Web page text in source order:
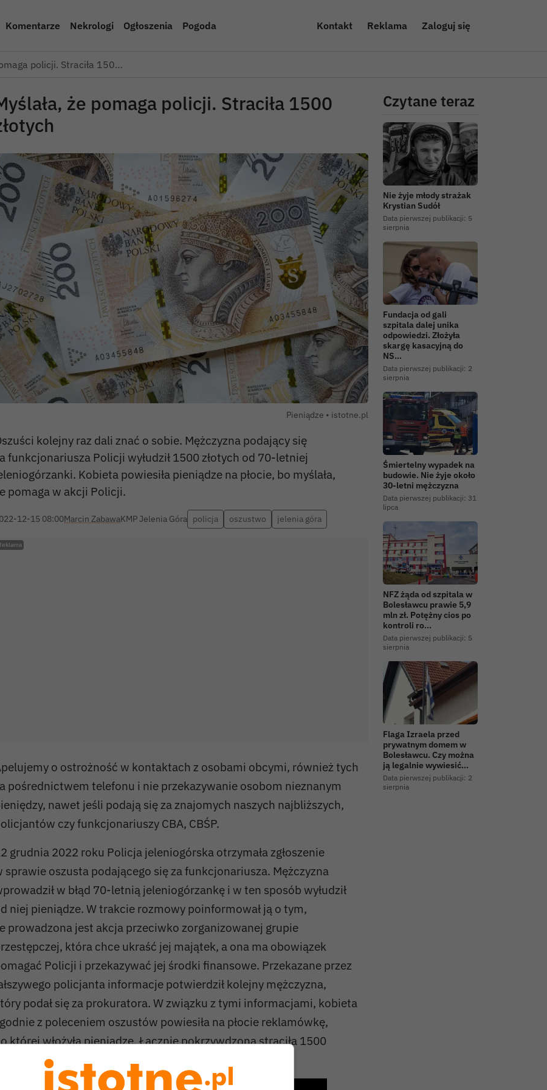
Komentarze Nekrologi Ogłoszenia Pogoda Kontakt Reklama Zaloguj się
policji. Straciła 150…
że pomaga policji. Straciła 1500
Pieniądze • Autor zdjęcia:
istotne.pl
kolejny raz dali znać o sobie. Mężczyzna podający się
funkcjonariusza Policji wyłudził 1500 złotych od 70-letniej
Kobieta powiesiła pieniądze na płocie, bo myślała,
pomaga w akcji Policji.
12-15 08:00Marcin ZabawaKMP Jelenia Góra policja oszustwo jelenia góra
o ostrożność w kontaktach z osobami obcymi, również tych
pośrednictwem telefonu i nie przekazywanie osobom nieznanym
nawet jeśli podają się za znajomych naszych najbliższych,
czy funkcjonariuszy CBA, CBŚP.
grudnia 2022 roku Policja jeleniogórska otrzymała zgłoszenie
sprawie oszusta podającego się za funkcjonariusza. Mężczyzna
w błąd 70-letnią jeleniogórzankę i w ten sposób wyłudził
niej pieniądze. W trakcie rozmowy poinformował ją o tym,
prowadzona jest akcja przeciwko zorganizowanej grupie
która chce ukraść jej majątek, a ona ma obowiązek
Policji i przekazywać jej środki finansowe. Przekazane przez
policjanta informacje potwierdził kolejny mężczyzna,
podał się za prokuratora. W związku z tymi informacjami, kobieta
z poleceniem oszustów powiesiła na płocie reklamówkę,
której włożyła pieniądze. Łącznie pokrzywdzona straciła 1500
Czytane teraz
Nie żyje młody strażak
Krystian Sudół
Data pierwszej publikacji: 5
sierpnia
Fundacja od gali
szpitala dalej unika
odpowiedzi. Złożyła
skargę kasacyjną do
NS…
Data pierwszej publikacji: 2
sierpnia
Śmiertelny wypadek na
budowie. Nie żyje około
30-letni mężczyzna
Data pierwszej publikacji: 31
lipca
NFZ żąda od szpitala w
Bolesławcu prawie 5,9
mln zł. Potężny cios po
kontroli ro…
Data pierwszej publikacji: 5
sierpnia
Flaga Izraela przed
prywatnym domem w
Bolesławcu. Czy można
ją legalnie wywiesić…
Data pierwszej publikacji: 2
sierpnia